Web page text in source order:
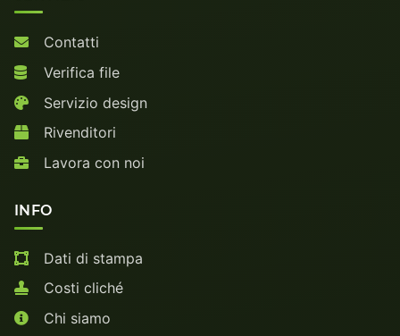
Contatti
Verifica file
Servizio design
Rivenditori
Lavora con noi
INFO
Dati di stampa
Costi cliché
Chi siamo